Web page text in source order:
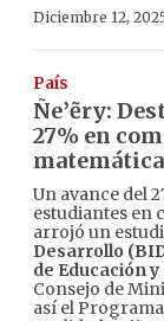
Diciembre 12,
País
Ñe’ẽry:
27% en
Un avance del
estudiantes en
arrojó un
Desarrollo
de Educación
Consejo de
así el